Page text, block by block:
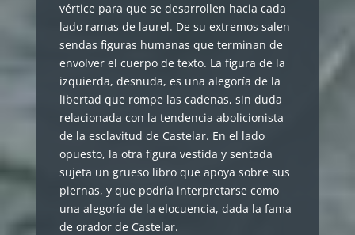
vértice para que se desarrollen hacia cada
lado ramas de laurel. De su extremos salen
sendas figuras humanas que terminan de
envolver el cuerpo de texto. La figura de la
izquierda, desnuda, es una alegoría de la
libertad que rompe las cadenas, sin duda
relacionada con la tendencia abolicionista
de la esclavitud de Castelar. En el lado
opuesto, la otra figura vestida y sentada
sujeta un grueso libro que apoya sobre sus
piernas, y que podría interpretarse como
una alegoría de la elocuencia, dada la fama
de orador de Castelar.